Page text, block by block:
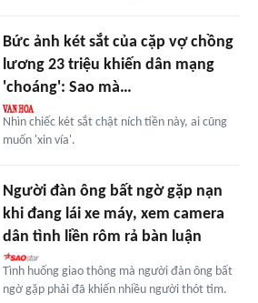
Bức ảnh két sắt của cặp vợ chồng
lương 23 triệu khiến dân mạng
'choáng': Sao mà…
Nhìn chiếc két sắt chật ních tiền này, ai cũng
muốn 'xin vía'.
Người đàn ông bất ngờ gặp nạn
khi đang lái xe máy, xem camera
dân tình liền rôm rả bàn luận
Tình huống giao thông mà người đàn ông bất
ngờ gặp phải đã khiến nhiều người thót tim.